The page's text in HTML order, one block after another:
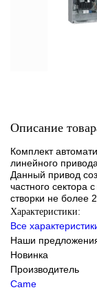
Описание
Комплект
линейного
Данный привод
частного сектора
створки не более
Характеристики:
Все
Наши
Новинка
Производитель
Came